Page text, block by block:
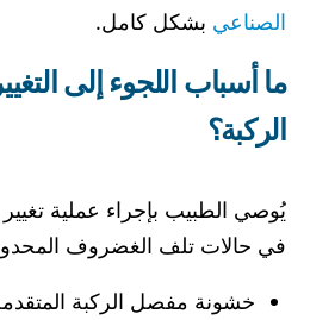
الصناعي بشكل كامل.
ما أسباب اللجوء إلى
الركبة؟
يُوصي الطبيب بإجراء عملية
في حالات تلف الغضروف
خشونة مفصل الركبة